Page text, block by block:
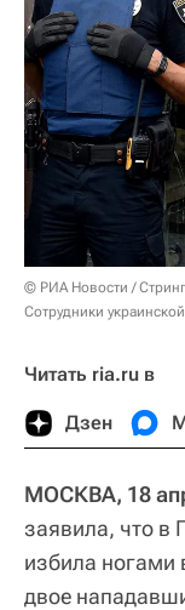
© РИА Новости /
Сотрудники
Читать ria.ru в
Дзен
МОСКВА, 18
заявила, что в
избила ногами
двое